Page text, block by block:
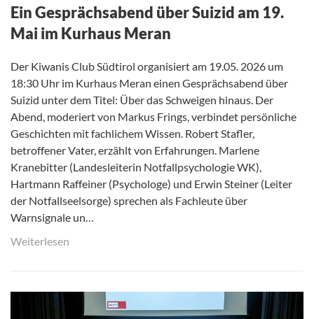
Ein Gesprächsabend über Suizid am 19.
Mai im Kurhaus Meran
Der Kiwanis Club Südtirol organisiert am 19.05. 2026 um
18:30 Uhr im Kurhaus Meran einen Gesprächsabend über
Suizid unter dem Titel: Über das Schweigen hinaus. Der
Abend, moderiert von Markus Frings, verbindet persönliche
Geschichten mit fachlichem Wissen. Robert Stafler,
betroffener Vater, erzählt von Erfahrungen. Marlene
Kranebitter (Landesleiterin Notfallpsychologie WK),
Hartmann Raffeiner (Psychologe) und Erwin Steiner (Leiter
der Notfallseelsorge) sprechen als Fachleute über
Warnsignale un…
Weiterlesen